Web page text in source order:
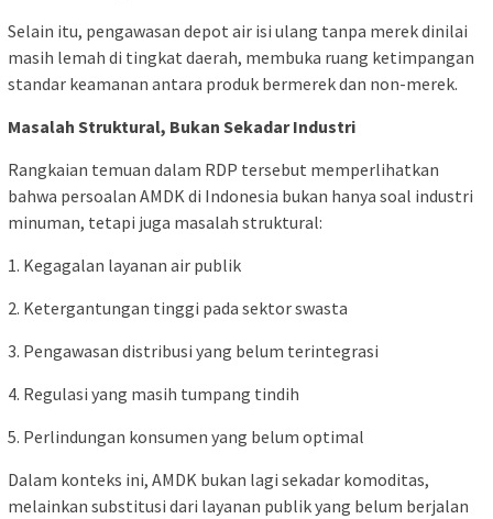
Selain itu, pengawasan depot air isi ulang tanpa merek dinilai
masih lemah di tingkat daerah, membuka ruang ketimpangan
standar keamanan antara produk bermerek dan non-merek.
Masalah Struktural, Bukan Sekadar Industri
Rangkaian temuan dalam RDP tersebut memperlihatkan
bahwa persoalan AMDK di Indonesia bukan hanya soal industri
minuman, tetapi juga masalah struktural:
1. Kegagalan layanan air publik
2. Ketergantungan tinggi pada sektor swasta
3. Pengawasan distribusi yang belum terintegrasi
4. Regulasi yang masih tumpang tindih
5. Perlindungan konsumen yang belum optimal
Dalam konteks ini, AMDK bukan lagi sekadar komoditas,
melainkan substitusi dari layanan publik yang belum berjalan